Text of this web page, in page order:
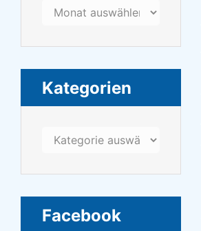
Monatsarchiv
Kategorien
Kategorien
Facebook